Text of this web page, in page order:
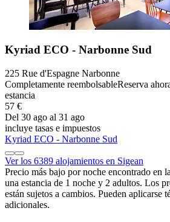
Kyriad ECO - Narbonne Sud
225 Rue d'Espagne Narbonne
Completamente reembolsableReserva
estancia
57 €
Del 30 ago al 31 ago
incluye tasas e impuestos
Kyriad ECO - Narbonne Sud
Ver los 6389 alojamientos en Sigean
Precio más bajo por noche encontrado en
una estancia de 1 noche y 2 adultos. Los
están sujetos a cambios. Pueden aplicarse
adicionales.